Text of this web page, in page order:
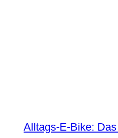
Alltags-E-Bike: